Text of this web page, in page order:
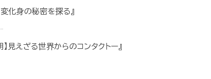
化身の秘密を探る』
見えざる世界からのコンタクトー』